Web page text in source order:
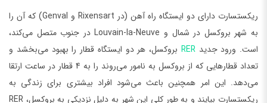
ریکستسارت دارای دو ایستگاه راه ‌آهن (در Rixensart و Genval) که آن را
به شهر بروکسل در شمال و Louvain-la-Neuve در جنوب متصل می‌‌کند،
است. ورود جدیدRER بروکسل، هر دو ایستگاه قطار را بهبود می‌بخشد و
تعداد قطارهایی که از بروکسل به نامور می‌روند را به 4 قطار در ساعت ارتقا
می‌دهد. این امر همچنین باعث می‌شود افراد بیشتری برای زندگی به
ریکستسارت بیایند و به طور کلی این شهر به دلیل نزدیکی به بروکسل، RER